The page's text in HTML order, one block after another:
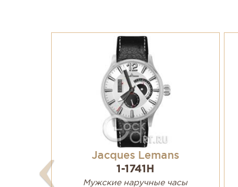
Jacques Lemans
1-1741H
Мужские наручные часы